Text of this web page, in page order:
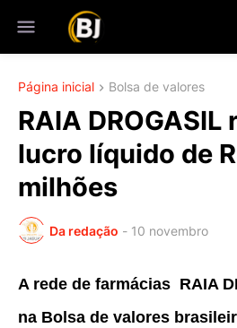
Página inicial Bolsa de valores
RAIA
lucro líquido de
milhões
Da redação - 10 novembro
A rede de farmácias RAIA
na Bolsa de valores